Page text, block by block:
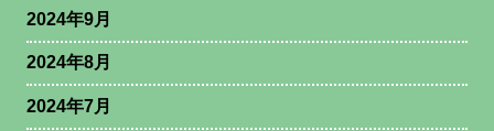
2024年9月
2024年8月
2024年7月